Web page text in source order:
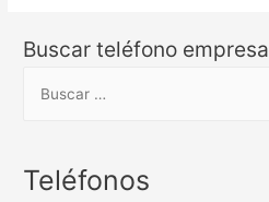
Buscar teléfono empresa
c
Teléfonos